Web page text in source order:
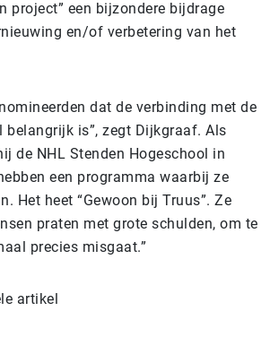
project” een bijzondere bijdrage
en/of verbetering van het
dat de verbinding met de
belangrijk is”, zegt Dijkgraaf. Als
de NHL Stenden Hogeschool in
een programma waarbij ze
Het heet “Gewoon bij Truus”. Ze
praten met grote schulden, om te
precies misgaat.”
artikel